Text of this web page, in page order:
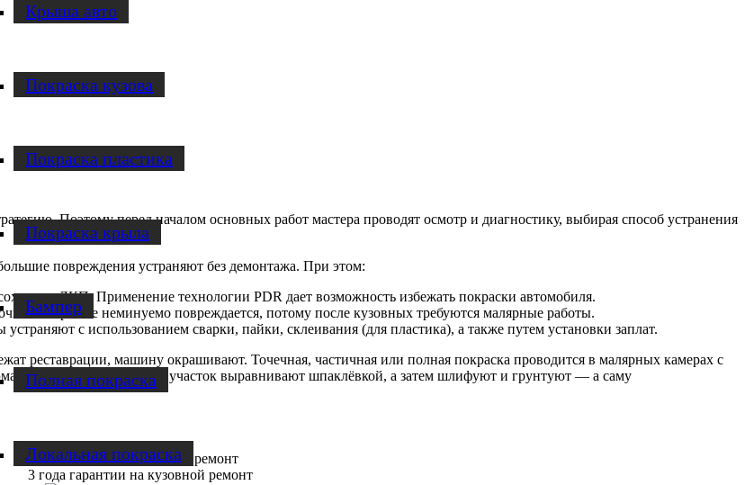
Крыша авто
Покраска кузова
Покраска пластика
Покраска крыла
Бампер
Полная покраска
Локальная покраска
Поэтому перед началом основных работ мастера проводят осмотр и диагностику, выбирая способ устранения
повреждения устраняют без демонтажа. При этом:
ЛКП. Применение технологии PDR дает возможность избежать покраски автомобиля.
покрытие неминуемо повреждается, потому после кузовных требуются малярные работы.
с использованием сварки, пайки, склеивания (для пластика), а также путем установки заплат.
реставрации, машину окрашивают. Точечная, частичная или полная покраска проводится в малярных камерах с
отреставрированный участок выравнивают шпаклёвкой, а затем шлифуют и грунтуют — а саму
3 года гарантии на кузовной ремонт